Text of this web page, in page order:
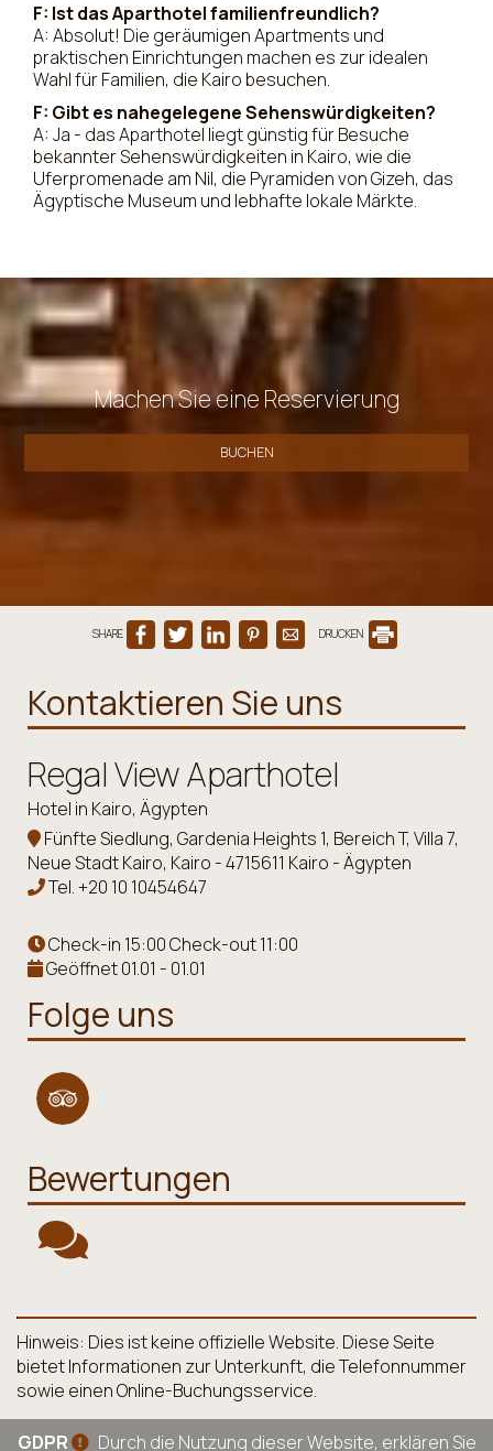
F: Ist das Aparthotel familienfreundlich?
A: Absolut! Die geräumigen Apartments und
praktischen Einrichtungen machen es zur idealen
Wahl für Familien, die Kairo besuchen.
F: Gibt es nahegelegene Sehenswürdigkeiten?
A: Ja - das Aparthotel liegt günstig für Besuche
bekannter Sehenswürdigkeiten in Kairo, wie die
Uferpromenade am Nil, die Pyramiden von Gizeh, das
Ägyptische Museum und lebhafte lokale Märkte.
Machen Sie eine Reservierung
BUCHEN
SHARE DRUCKEN
Kontaktieren Sie uns
Regal View Aparthotel
Hotel in Kairo, Ägypten
Fünfte Siedlung, Gardenia Heights 1, Bereich T, Villa 7,
Neue Stadt Kairo, Kairo - 4715611 Kairo - Ägypten
Tel.+20 10 10454647
Check-in 15:00 Check-out 11:00
Geöffnet 01.01 - 01.01
Folge uns
Bewertungen
Hinweis: Dies ist keine offizielle Website. Diese Seite
bietet Informationen zur Unterkunft, die Telefonnummer
sowie einen Online-Buchungsservice.
GDPR Durch die Nutzung dieser Website, erklären Sie